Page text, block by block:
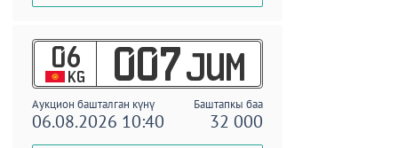
06
KG 007 JUM
Аукцион башталган күнү Баштапкы баа
06.08.2026 10:40 32 000